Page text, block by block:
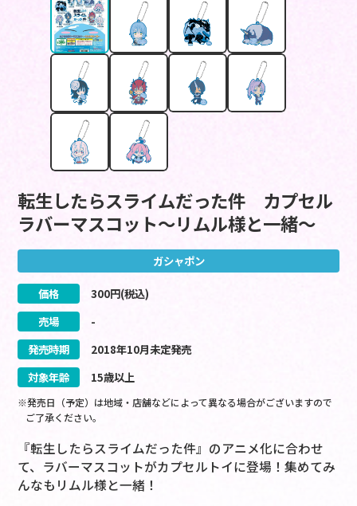
転生したらスライムだった件 カプセル
ラバーマスコット～リムル様と一緒～
ガシャポン
価格 300円(税込)
売場
-
発売時期
2018年10月未定発売
対象年齢
15歳以上
※発売日（予定）は地域・店舗などによって異なる場合がございますので
ご了承ください。
『転生したらスライムだった件』のアニメ化に合わせ
て、ラバーマスコットがカプセルトイに登場！集めてみ
んなもリムル様と一緒！